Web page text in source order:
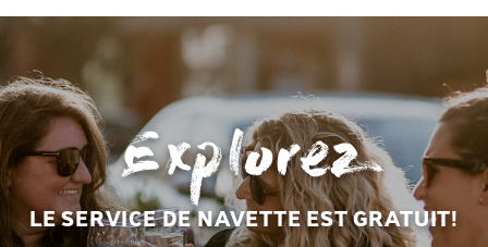
Explorez
LE SERVICE DE NAVETTE EST GRATUIT!